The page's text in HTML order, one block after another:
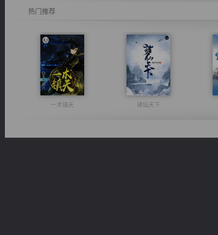
热门推荐
一术镇天 诸仙天下